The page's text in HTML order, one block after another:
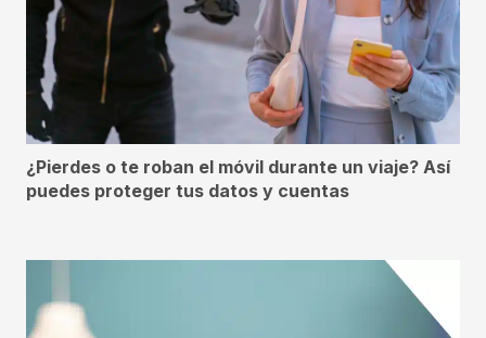
¿Pierdes o te roban el móvil durante un viaje? Así
puedes proteger tus datos y cuentas